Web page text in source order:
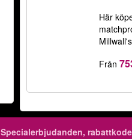
Här
Från
Specialerbjudanden,